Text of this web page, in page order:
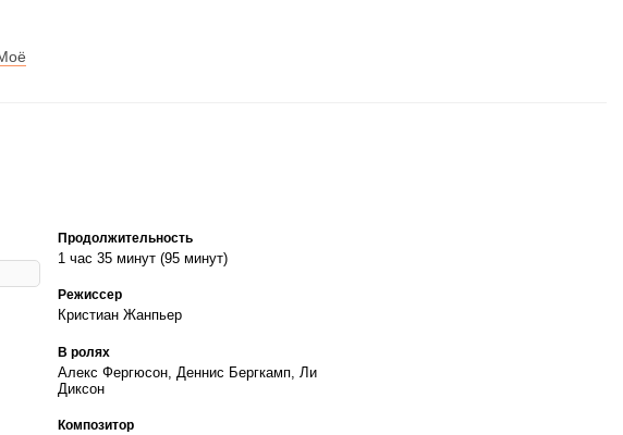
Продолжительность
1 час 35 минут (95 минут)
Режиссер
Кристиан Жанпьер
В ролях
Алекс Фергюсон, Деннис Бергкамп, Ли
Диксон
Композитор